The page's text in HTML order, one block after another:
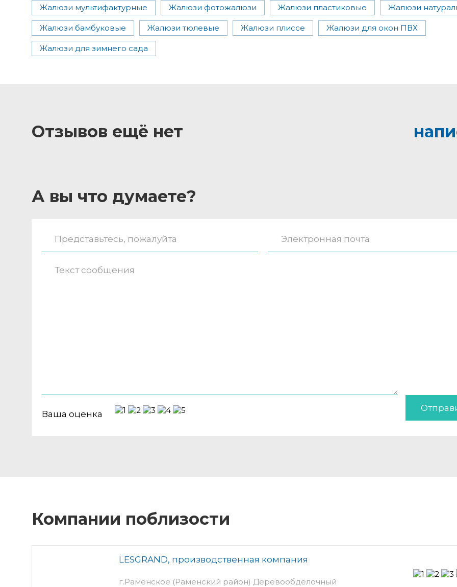
Жалюзи мультифактурные Жалюзи фотожалюзи Жалюзи пластиковые Жалюзи
Жалюзи бамбуковые Жалюзи тюлевые Жалюзи плиссе Жалюзи для окон ПВХ
Жалюзи для зимнего сада
Отзывов ещё нет
А вы что думаете?
Ваша оценка
Компании поблизости
LESGRAND, производственная компания
г.Раменское (Раменский район) Деревообделочный